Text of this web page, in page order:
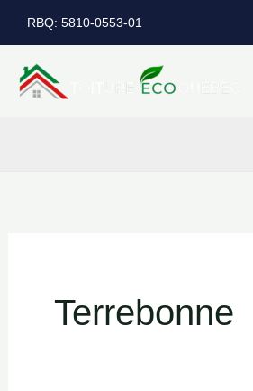
au
contenu
RBQ: 5810-0553-01
Terrebonne